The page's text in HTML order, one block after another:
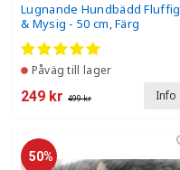
Lugnande Hundbädd Fluffig
& Mysig - 50 cm, Färg
Påväg till lager
249 kr 499 kr Info
50%